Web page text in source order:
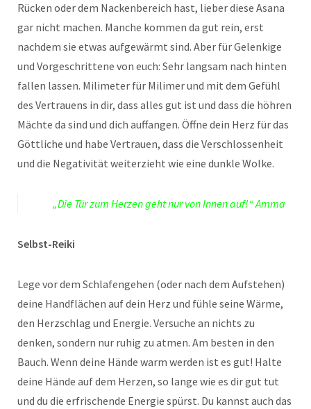
Rücken oder dem Nackenbereich hast, lieber diese Asana
gar nicht machen. Manche kommen da gut rein, erst
nachdem sie etwas aufgewärmt sind. Aber für Gelenkige
und Vorgeschrittene von euch: Sehr langsam nach hinten
fallen lassen. Milimeter für Milimer und mit dem Gefühl
des Vertrauens in dir, dass alles gut ist und dass die höhren
Mächte da sind und dich auffangen. Öffne dein Herz für das
Göttliche und habe Vertrauen, dass die Verschlossenheit
und die Negativität weiterzieht wie eine dunkle Wolke.
„Die Tür zum Herzen geht nur von Innen auf!“ Amma
Selbst-Reiki
Lege vor dem Schlafengehen (oder nach dem Aufstehen)
deine Handflächen auf dein Herz und fühle seine Wärme,
den Herzschlag und Energie. Versuche an nichts zu
denken, sondern nur ruhig zu atmen. Am besten in den
Bauch. Wenn deine Hände warm werden ist es gut! Halte
deine Hände auf dem Herzen, so lange wie es dir gut tut
und du die erfrischende Energie spürst. Du kannst auch das